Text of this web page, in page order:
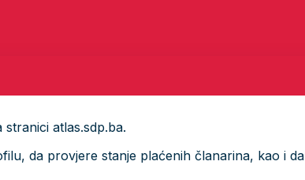
atlas.sdp.ba.
da provjere stanje plaćenih članarina, kao i da